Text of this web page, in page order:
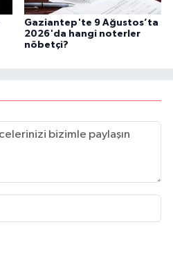
Gaziantep'te 9 Ağustos’ta
2026'da hangi noterler
nöbetçi?